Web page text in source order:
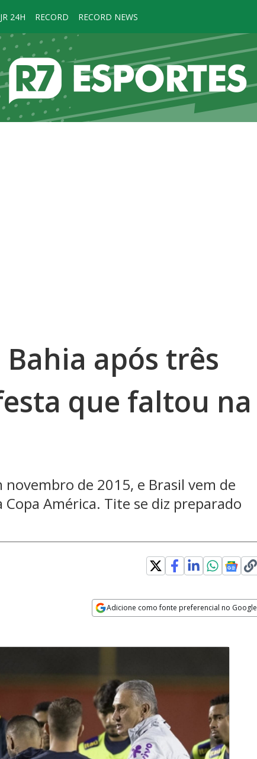
JR 24H RECORD RECORD NEWS
após três
que faltou na
de 2015, e Brasil vem de
América. Tite se diz preparado
Adicione como fonte preferencial no Google